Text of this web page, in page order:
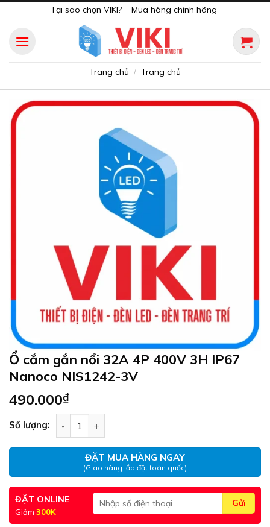
content
Tại sao chọn VIKI? Mua hàng chính hãng
Trang chủ / Trang chủ
Ổ cắm gắn nổi 32A 4P 400V 3H IP67
Nanoco NIS1242-3V
490.000₫
Số lượng:
ĐẶT MUA HÀNG NGAY
(Giao hàng lắp đặt toàn quốc)
ĐẶT ONLINE
Giảm 300K